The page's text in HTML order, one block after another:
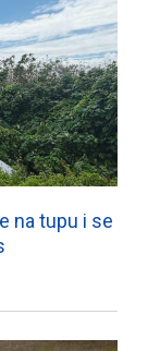
na tupu i se